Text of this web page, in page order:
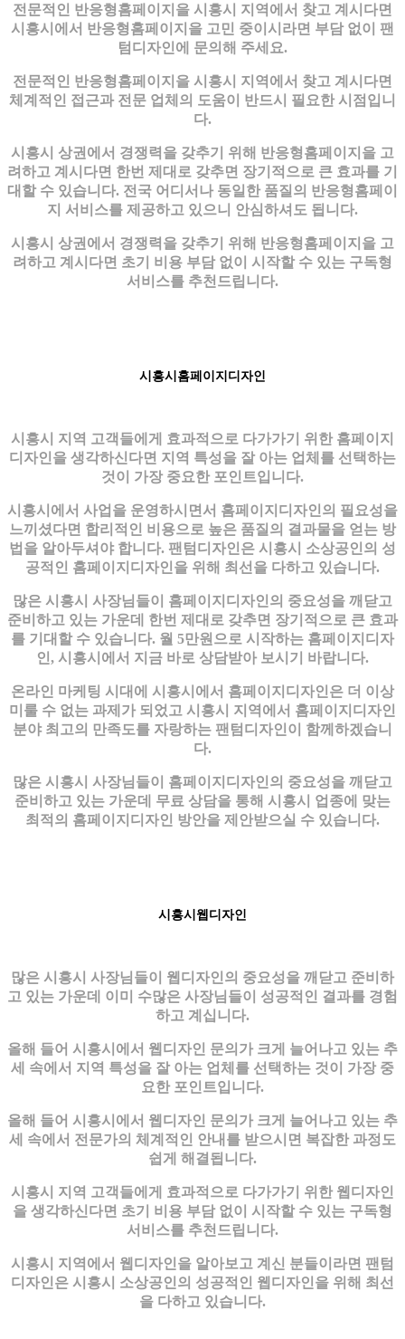
전문적인 반응형홈페이지을 시흥시 지역에서 찾고 계시다면
시흥시에서 반응형홈페이지을 고민 중이시라면 부담 없이 팬
텀디자인에 문의해 주세요.
전문적인 반응형홈페이지을 시흥시 지역에서 찾고 계시다면
체계적인 접근과 전문 업체의 도움이 반드시 필요한 시점입니
다.
시흥시 상권에서 경쟁력을 갖추기 위해 반응형홈페이지을 고
려하고 계시다면 한번 제대로 갖추면 장기적으로 큰 효과를 기
대할 수 있습니다. 전국 어디서나 동일한 품질의 반응형홈페이
지 서비스를 제공하고 있으니 안심하셔도 됩니다.
시흥시 상권에서 경쟁력을 갖추기 위해 반응형홈페이지을 고
려하고 계시다면 초기 비용 부담 없이 시작할 수 있는 구독형
서비스를 추천드립니다.
시흥시홈페이지디자인
시흥시 지역 고객들에게 효과적으로 다가가기 위한 홈페이지
디자인을 생각하신다면 지역 특성을 잘 아는 업체를 선택하는
것이 가장 중요한 포인트입니다.
시흥시에서 사업을 운영하시면서 홈페이지디자인의 필요성을
느끼셨다면 합리적인 비용으로 높은 품질의 결과물을 얻는 방
법을 알아두셔야 합니다. 팬텀디자인은 시흥시 소상공인의 성
공적인 홈페이지디자인을 위해 최선을 다하고 있습니다.
많은 시흥시 사장님들이 홈페이지디자인의 중요성을 깨닫고
준비하고 있는 가운데 한번 제대로 갖추면 장기적으로 큰 효과
를 기대할 수 있습니다. 월 5만원으로 시작하는 홈페이지디자
인, 시흥시에서 지금 바로 상담받아 보시기 바랍니다.
온라인 마케팅 시대에 시흥시에서 홈페이지디자인은 더 이상
미룰 수 없는 과제가 되었고 시흥시 지역에서 홈페이지디자인
분야 최고의 만족도를 자랑하는 팬텀디자인이 함께하겠습니
다.
많은 시흥시 사장님들이 홈페이지디자인의 중요성을 깨닫고
준비하고 있는 가운데 무료 상담을 통해 시흥시 업종에 맞는
최적의 홈페이지디자인 방안을 제안받으실 수 있습니다.
시흥시웹디자인
많은 시흥시 사장님들이 웹디자인의 중요성을 깨닫고 준비하
고 있는 가운데 이미 수많은 사장님들이 성공적인 결과를 경험
하고 계십니다.
올해 들어 시흥시에서 웹디자인 문의가 크게 늘어나고 있는 추
세 속에서 지역 특성을 잘 아는 업체를 선택하는 것이 가장 중
요한 포인트입니다.
올해 들어 시흥시에서 웹디자인 문의가 크게 늘어나고 있는 추
세 속에서 전문가의 체계적인 안내를 받으시면 복잡한 과정도
쉽게 해결됩니다.
시흥시 지역 고객들에게 효과적으로 다가가기 위한 웹디자인
을 생각하신다면 초기 비용 부담 없이 시작할 수 있는 구독형
서비스를 추천드립니다.
시흥시 지역에서 웹디자인을 알아보고 계신 분들이라면 팬텀
디자인은 시흥시 소상공인의 성공적인 웹디자인을 위해 최선
을 다하고 있습니다.